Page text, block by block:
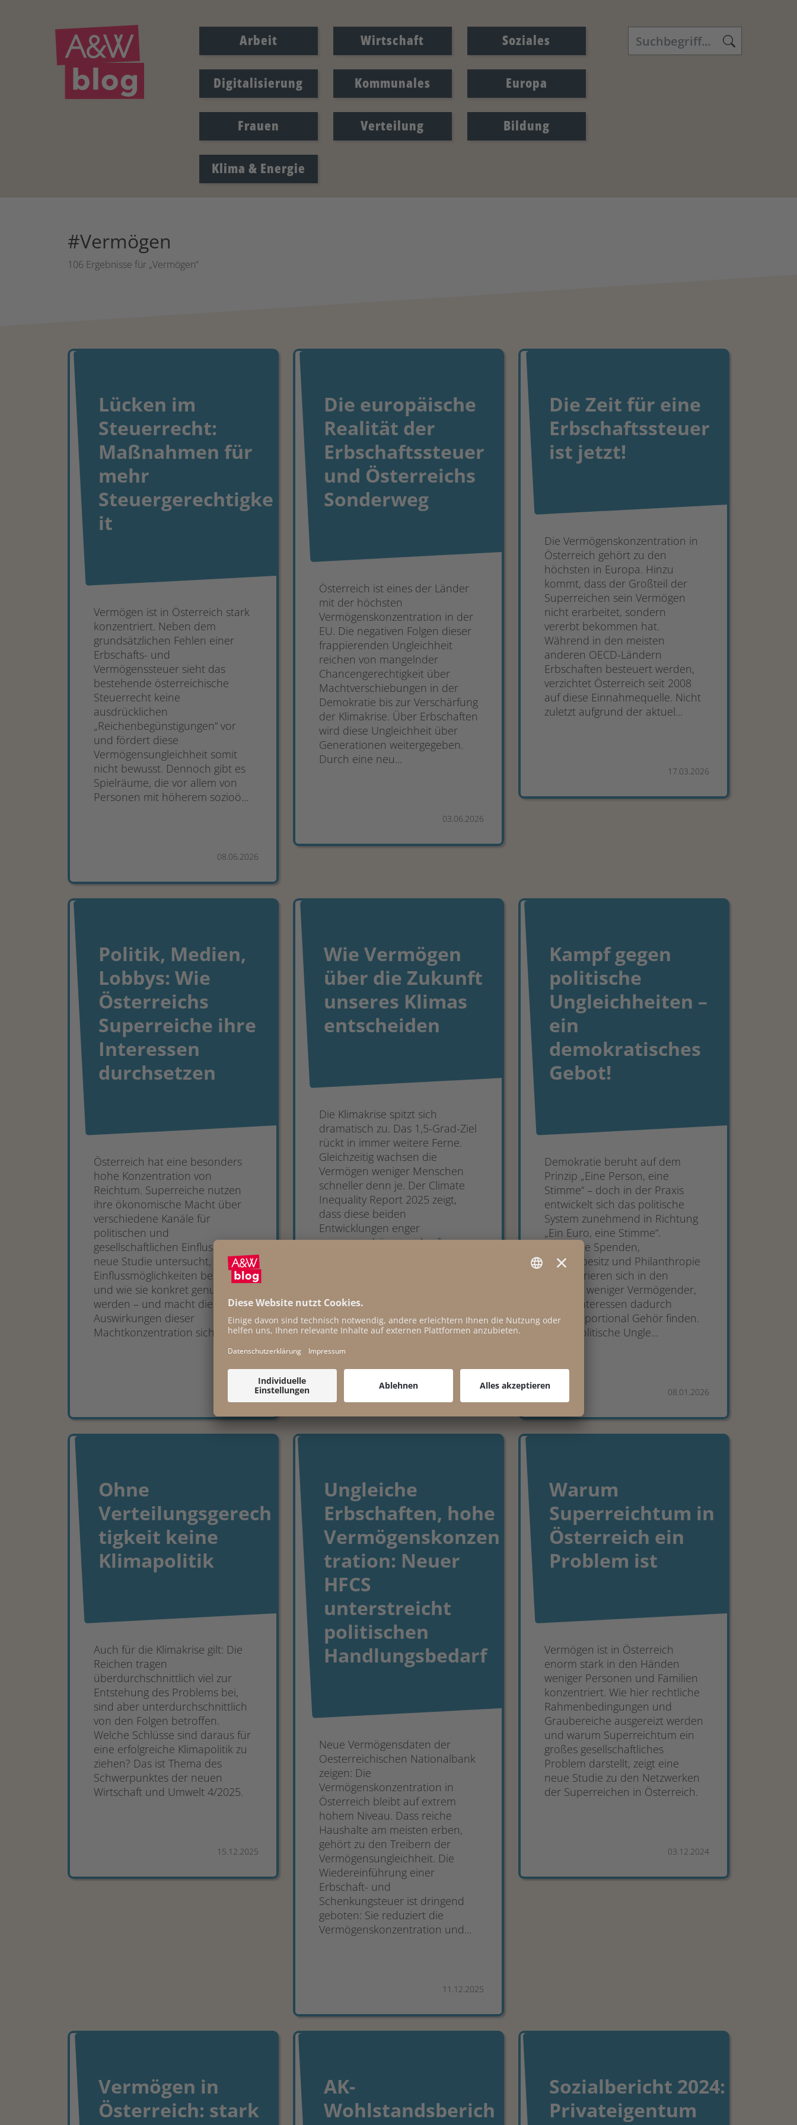
Arbeit Wirtschaft Soziales
Digitalisierung Kommunales Europa
Frauen Verteilung Bildung
Klima & Energie
#Vermögen
106 Ergebnisse für „Vermögen“
Lücken im
Steuerrecht:
Maßnahmen für
mehr
Steuergerechtigke
it
Vermögen ist in Österreich stark
konzentriert. Neben dem
grundsätzlichen Fehlen einer
Erbschafts- und
Vermögenssteuer sieht das
bestehende österreichische
Steuerrecht keine
ausdrücklichen
„Reichenbegünstigungen“ vor
und fördert diese
Vermögensungleichheit somit
nicht bewusst. Dennoch gibt es
Spielräume, die vor allem von
Personen mit höherem sozioö...
08.06.2026
Die europäische
Realität der
Erbschaftssteuer
und Österreichs
Sonderweg
Österreich ist eines der Länder
mit der höchsten
Vermögenskonzentration in der
EU. Die negativen Folgen dieser
frappierenden Ungleichheit
reichen von mangelnder
Chancengerechtigkeit über
Machtverschiebungen in der
Demokratie bis zur Verschärfung
der Klimakrise. Über Erbschaften
wird diese Ungleichheit über
Generationen weitergegeben.
Durch eine neu...
03.06.2026
Die Zeit für eine
Erbschaftssteuer
ist jetzt!
Die Vermögenskonzentration in
Österreich gehört zu den
höchsten in Europa. Hinzu
kommt, dass der Großteil der
Superreichen sein Vermögen
nicht erarbeitet, sondern
vererbt bekommen hat.
Während in den meisten
anderen OECD-Ländern
Erbschaften besteuert werden,
verzichtet Österreich seit 2008
auf diese Einnahmequelle. Nicht
zuletzt aufgrund der aktuel...
17.03.2026
Politik, Medien,
Lobbys: Wie
Österreichs
Superreiche ihre
Interessen
durchsetzen
Österreich hat eine besonders
hohe Konzentration von
Reichtum. Superreiche nutzen
ihre ökonomische Macht über
verschiedene Kanäle für
politischen und
gesellschaftlichen Einfluss. Eine
neue Studie untersucht, welche
Einflussmöglichkeiten bestehen
und wie sie konkret genutzt
werden – und macht die
Auswirkungen dieser
Machtkonzentration sichtbar....
26.02.2026
Wie Vermögen
über die Zukunft
unseres Klimas
entscheiden
Die Klimakrise spitzt sich
dramatisch zu. Das 1,5-Grad-Ziel
rückt in immer weitere Ferne.
Gleichzeitig wachsen die
Vermögen weniger Menschen
schneller denn je. Der Climate
Inequality Report 2025 zeigt,
dass diese beiden
Entwicklungen enger
zusammenhängen, als oft
Kampf gegen
politische
Ungleichheiten –
ein
demokratisches
Gebot!
Demokratie beruht auf dem
Prinzip „Eine Person, eine
Stimme“ – doch in der Praxis
entwickelt sich das politische
System zunehmend in Richtung
„Ein Euro, eine Stimme“.
Politische Spenden,
Medienbesitz und Philanthropie
konzentrieren sich in den
Händen weniger Vermögender,
deren Interessen dadurch
überproportional Gehör finden.
Diese politische Ungle...
08.01.2026
Ohne
Verteilungsgerech
tigkeit keine
Klimapolitik
Auch für die Klimakrise gilt: Die
Reichen tragen
überdurchschnittlich viel zur
Entstehung des Problems bei,
sind aber unterdurchschnittlich
von den Folgen betroffen.
Welche Schlüsse sind daraus für
eine erfolgreiche Klimapolitik zu
ziehen? Das ist Thema des
Schwerpunktes der neuen
Wirtschaft und Umwelt 4/2025.
15.12.2025
Ungleiche
Erbschaften, hohe
Vermögenskonzen
tration: Neuer
HFCS
unterstreicht
politischen
Handlungsbedarf
Neue Vermögensdaten der
Oesterreichischen Nationalbank
zeigen: Die
Vermögenskonzentration in
Österreich bleibt auf extrem
hohem Niveau. Dass reiche
Haushalte am meisten erben,
gehört zu den Treibern der
Vermögensungleichheit. Die
Wiedereinführung einer
Erbschaft- und
Schenkungsteuer ist dringend
geboten: Sie reduziert die
Vermögenskonzentration und...
11.12.2025
Warum
Superreichtum in
Österreich ein
Problem ist
Vermögen ist in Österreich
enorm stark in den Händen
weniger Personen und Familien
konzentriert. Wie hier rechtliche
Rahmenbedingungen und
Graubereiche ausgereizt werden
und warum Superreichtum ein
großes gesellschaftliches
Problem darstellt, zeigt eine
neue Studie zu den Netzwerken
der Superreichen in Österreich.
03.12.2024
Vermögen in
Österreich: stark
AK-
Wohlstandsberich
Sozialbericht 2024:
Privateigentum